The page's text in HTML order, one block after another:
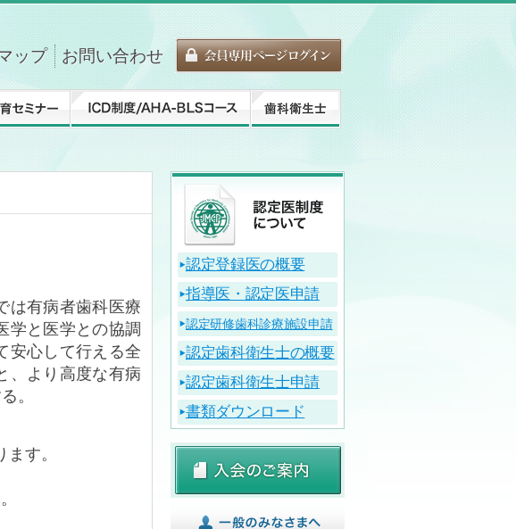
ップ お問い合わせ
は有病者歯科医療
学と医学との協調
安心して行える全
、より高度な有病
。
す。
認定登録医の概要
指導医・認定医申請
認定研修歯科診療施設申請
認定歯科衛生士の概要
認定歯科衛生士申請
書類ダウンロード